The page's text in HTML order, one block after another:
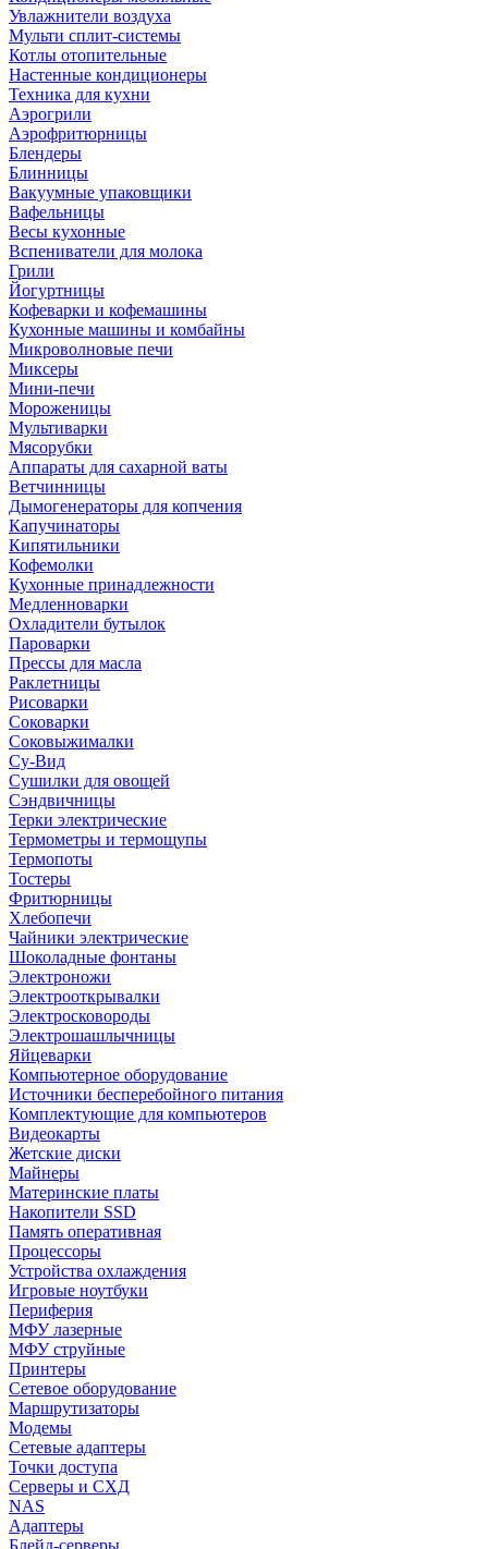
Увлажнители воздуха
Мульти сплит-системы
Котлы отопительные
Настенные кондиционеры
Техника для кухни
Аэрогрили
Аэрофритюрницы
Блендеры
Блинницы
Вакуумные упаковщики
Вафельницы
Весы кухонные
Вспениватели для молока
Грили
Йогуртницы
Кофеварки и кофемашины
Кухонные машины и комбайны
Микроволновые печи
Миксеры
Мини-печи
Мороженицы
Мультиварки
Мясорубки
Аппараты для сахарной ваты
Ветчинницы
Дымогенераторы для копчения
Капучинаторы
Кипятильники
Кофемолки
Кухонные принадлежности
Медленноварки
Охладители бутылок
Пароварки
Прессы для масла
Раклетницы
Рисоварки
Соковарки
Соковыжималки
Су-Вид
Сушилки для овощей
Сэндвичницы
Терки электрические
Термометры и термощупы
Термопоты
Тостеры
Фритюрницы
Хлебопечи
Чайники электрические
Шоколадные фонтаны
Электроножи
Электрооткрывалки
Электросковороды
Электрошашлычницы
Яйцеварки
Компьютерное оборудование
Источники бесперебойного питания
Комплектующие для компьютеров
Видеокарты
Жетские диски
Майнеры
Материнские платы
Накопители SSD
Память оперативная
Процессоры
Устройства охлаждения
Игровые ноутбуки
Периферия
МФУ лазерные
МФУ струйные
Принтеры
Сетевое оборудование
Маршрутизаторы
Модемы
Сетевые адаптеры
Точки доступа
Серверы и СХД
NAS
Адаптеры
Блейд-серверы